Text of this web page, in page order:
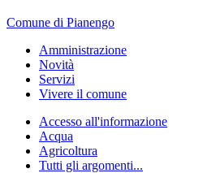
Comune di Pianengo
Amministrazione
Novità
Servizi
Vivere il comune
Accesso all'informazione
Acqua
Agricoltura
Tutti gli argomenti...